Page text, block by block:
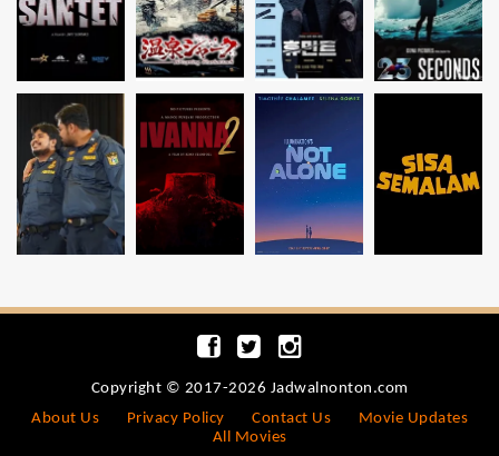
Copyright © 2017-2026 Jadwalnonton.com
About Us
Privacy Policy Contact Us
Movie Updates
All Movies